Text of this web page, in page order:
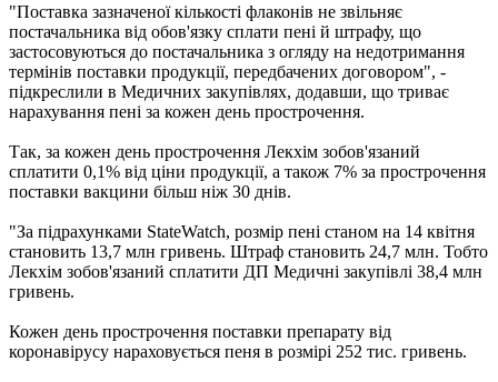
"Поставка зазначеної кількості флаконів не звільняє
постачальника від обов'язку сплати пені й штрафу, що
застосовуються до постачальника з огляду на недотримання
термінів поставки продукції, передбачених договором", -
підкреслили в Медичних закупівлях, додавши, що триває
нарахування пені за кожен день прострочення.
Так, за кожен день прострочення Лекхім зобов'язаний
сплатити 0,1% від ціни продукції, а також 7% за прострочення
поставки вакцини більш ніж 30 днів.
"За підрахунками StateWatch, розмір пені станом на 14 квітня
становить 13,7 млн ​​гривень. Штраф становить 24,7 млн. Тобто
Лекхім зобов'язаний сплатити ДП Медичні закупівлі 38,4 млн
гривень.
Кожен день прострочення поставки препарату від
коронавірусу нараховується пеня в розмірі 252 тис. гривень.